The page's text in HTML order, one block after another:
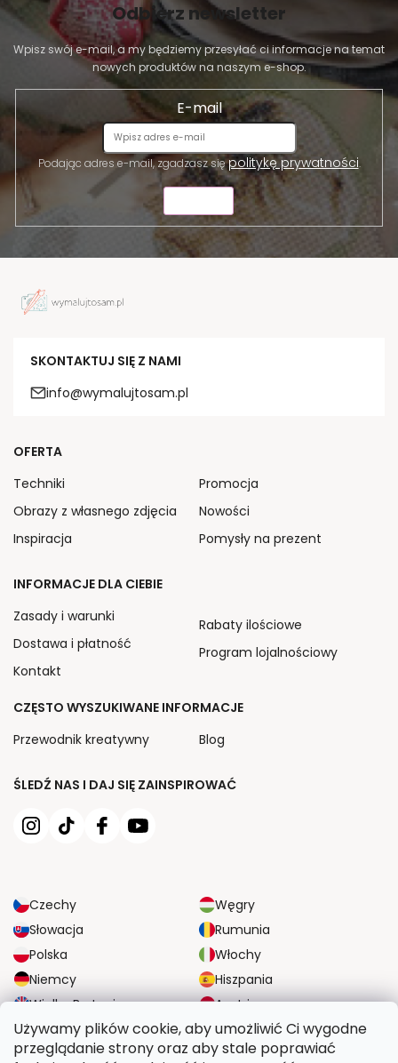
Używamy plików cookie, aby umożliwić Ci wygodne
przeglądanie strony oraz aby stale poprawiać
Odbierz newsletter
Wpisz swój e-mail, a my będziemy przesyłać ci informacje na temat
nowych produktów na naszym e-shop.
E-mail
Podając adres e-mail, zgadzasz siępolitykę prywatności.
SKONTAKTUJ SIĘ Z NAMI
info@wymalujtosam.pl
ŚLEDŹ NAS I DAJ SIĘ ZAINSPIROWAĆ
Czechy
Węgry
Słowacja
Rumunia
Polska
Włochy
Niemcy
Hiszpania
Wielka Brytania
Austria
OFERTA
Techniki
Obrazy z własnego zdjęcia
Inspiracja
Promocja
Nowości
Pomysły na prezent
INFORMACJE DLA CIEBIE
Zasady i warunki
Dostawa i płatność
Kontakt
Rabaty ilościowe
Program lojalnościowy
CZĘSTO WYSZUKIWANE INFORMACJE
Przewodnik kreatywny
Blog
NIEZAWODNE OPCJE DOSTAWY